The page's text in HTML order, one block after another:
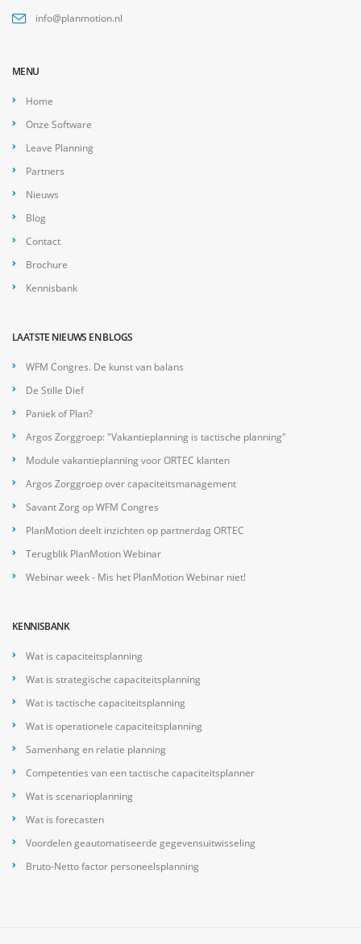
info@planmotion.nl
MENU
Home
Onze Software
Leave Planning
Partners
Nieuws
Blog
Contact
Brochure
Kennisbank
LAATSTE NIEUWS EN BLOGS
WFM Congres. De kunst van balans
De Stille Dief
Paniek of Plan?
Argos Zorggroep: "Vakantieplanning is tactische planning"
Module vakantieplanning voor ORTEC klanten
Argos Zorggroep over capaciteitsmanagement
Savant Zorg op WFM Congres
PlanMotion deelt inzichten op partnerdag ORTEC
Terugblik PlanMotion Webinar
Webinar week - Mis het PlanMotion Webinar niet!
KENNISBANK
Wat is capaciteitsplanning
Wat is strategische capaciteitsplanning
Wat is tactische capaciteitsplanning
Wat is operationele capaciteitsplanning
Samenhang en relatie planning
Competenties van een tactische capaciteitsplanner
Wat is scenarioplanning
Wat is forecasten
Voordelen geautomatiseerde gegevensuitwisseling
Bruto-Netto factor personeelsplanning